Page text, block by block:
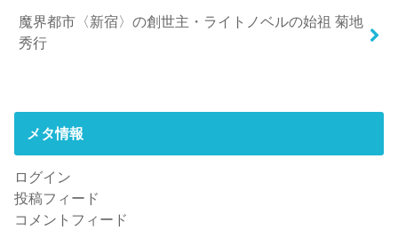
魔界都市〈新宿〉の創世主・ライトノベルの始祖 菊地
秀行
メタ情報
ログイン
投稿フィード
コメントフィード